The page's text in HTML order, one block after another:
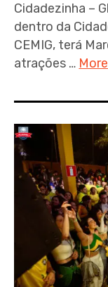
Cidadezinha –
dentro da
CEMIG, terá
atrações … More